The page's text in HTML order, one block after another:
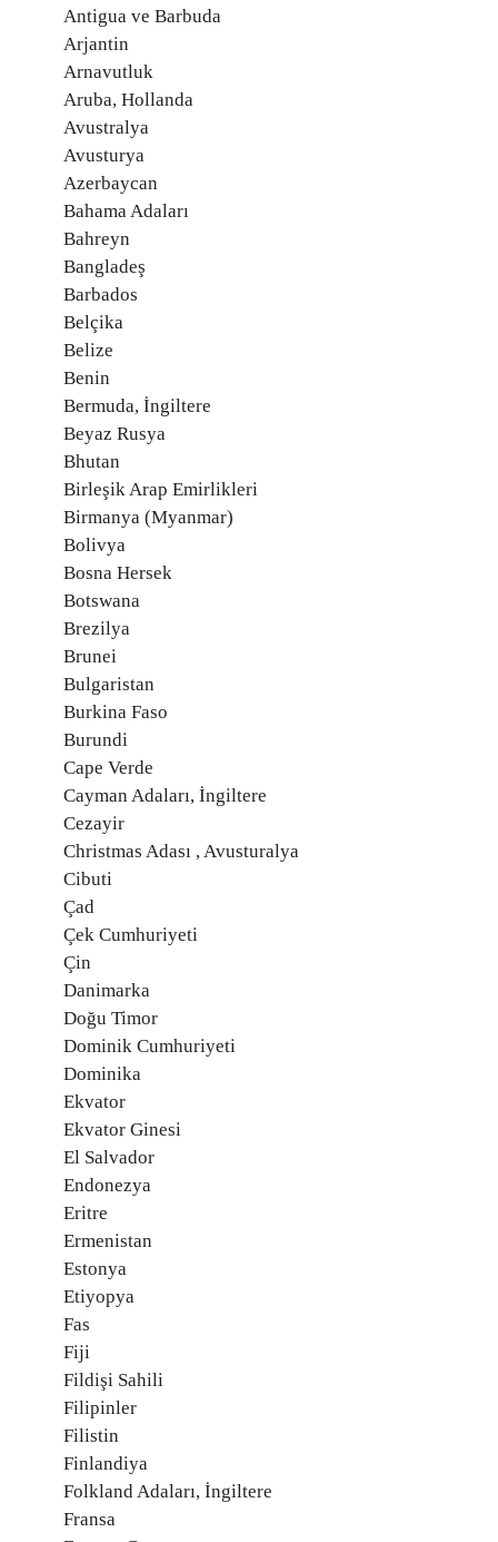
Antigua ve Barbuda
Arjantin
Arnavutluk
Aruba, Hollanda
Avustralya
Avusturya
Azerbaycan
Bahama Adaları
Bahreyn
Bangladeş
Barbados
Belçika
Belize
Benin
Bermuda, İngiltere
Beyaz Rusya
Bhutan
Birleşik Arap Emirlikleri
Birmanya (Myanmar)
Bolivya
Bosna Hersek
Botswana
Brezilya
Brunei
Bulgaristan
Burkina Faso
Burundi
Cape Verde
Cayman Adaları, İngiltere
Cezayir
Christmas Adası , Avusturalya
Cibuti
Çad
Çek Cumhuriyeti
Çin
Danimarka
Doğu Timor
Dominik Cumhuriyeti
Dominika
Ekvator
Ekvator Ginesi
El Salvador
Endonezya
Eritre
Ermenistan
Estonya
Etiyopya
Fas
Fiji
Fildişi Sahili
Filipinler
Filistin
Finlandiya
Folkland Adaları, İngiltere
Fransa